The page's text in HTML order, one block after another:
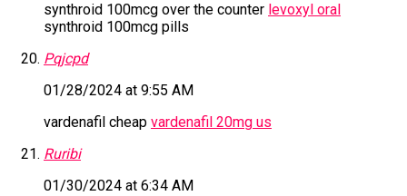
synthroid 100mcg over the counter levoxyl oral
synthroid 100mcg pills
Pqjcpd
01/28/2024 at 9:55 AM
vardenafil cheap vardenafil 20mg us
Ruribi
01/30/2024 at 6:34 AM